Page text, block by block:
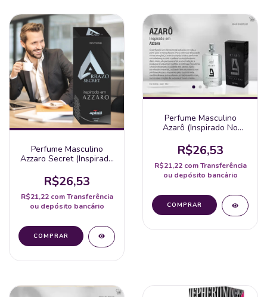
Perfume Masculino
Azzaro Secret (Inspirado
Apinil
R$26,53
R$21,22 com Transferência
ou depósito bancário
Perfume Masculino
Azarô (Inspirado No
Soul
R$26,53
R$21,22 com Transferência
ou depósito bancário